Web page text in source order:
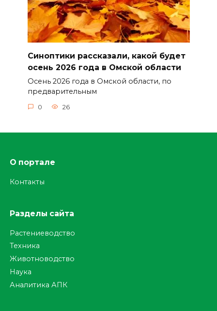
Синоптики рассказали, какой будет
осень 2026 года в Омской области
Осень 2026 года в Омской области, по
предварительным
0 26
О портале
Контакты
Разделы сайта
Растениеводство
Техника
Животноводство
Наука
Аналитика АПК